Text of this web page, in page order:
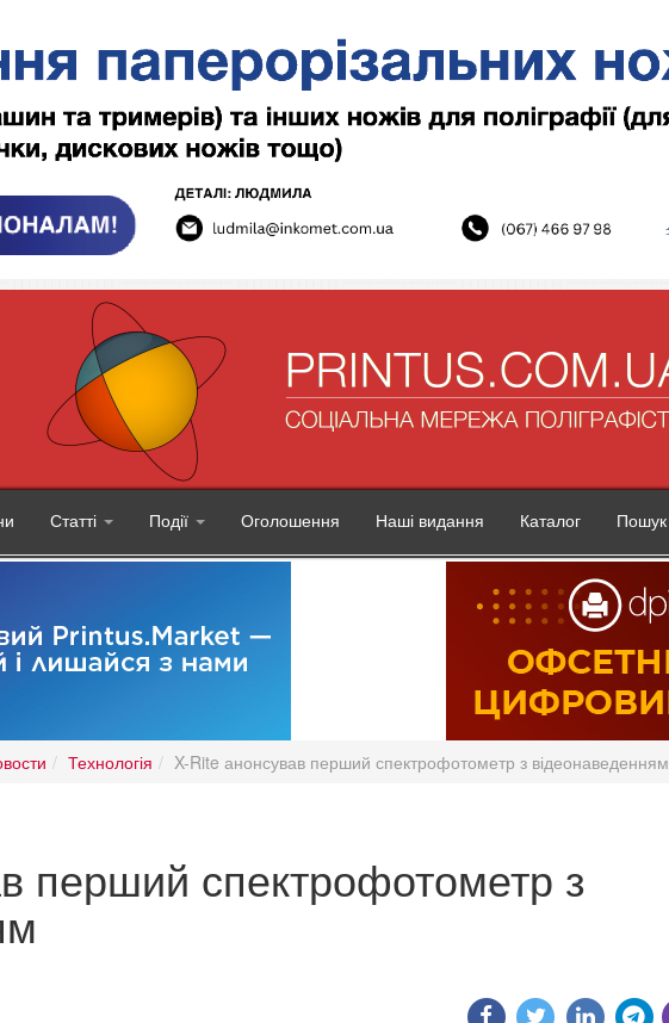
Статті Події Оголошення Наші видання Каталог Пошук
Технологія X-Rite анонсував перший спектрофотометр з відеонаведенням
перший спектрофотометр з